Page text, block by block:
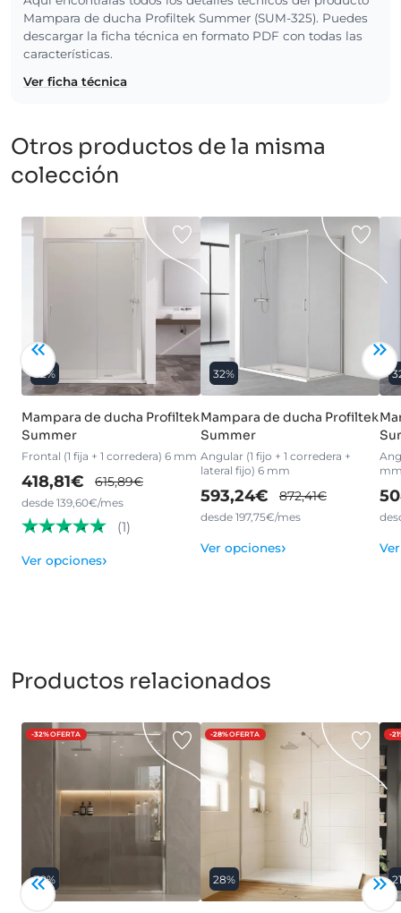
Mampara de ducha Profiltek Summer (SUM-325). Puedes
descargar la ficha técnica en formato PDF con todas las
características.
Ver ficha técnica
Otros productos de la misma
colección
32%
Mampara de ducha Profiltek
Summer
Frontal (1 fija + 1 corredera) 6 mm
418,81€ 615,89€
desde 139,60€/mes
(1)
Ver opciones›
32%
Mampara de ducha Profiltek
Summer
Angular (1 fijo + 1 corredera +
lateral fijo) 6 mm
593,24€ 872,41€
desde 197,75€/mes
Ver opciones›
Productos relacionados
-32%OFERTA
32%
-28%OFERTA
28%
-